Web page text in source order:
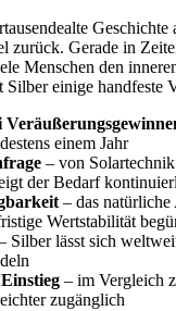
Geschichte
zurück. Gerade in
Menschen den
einige handfeste
einem Jahr
– von
der Bedarf
– das
Wertstabilität
Silber lässt sich
– im Vergleich
zugänglich